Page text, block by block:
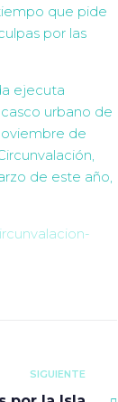
que pide
por las
ejecuta
urbano de
de
de este año,
SIGUIENTE